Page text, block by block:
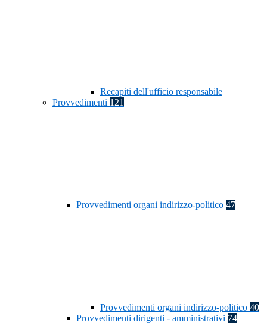
Recapiti dell'ufficio responsabile
Provvedimenti 121
Provvedimenti organi indirizzo-politico 47
Provvedimenti organi indirizzo-politico 40
Provvedimenti dirigenti - amministrativi 74